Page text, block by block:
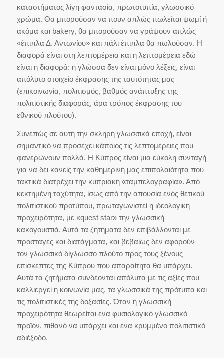
καταστήματος λίγη φαντασία, πρωτοτυπία, γλωσσικό
χρώμα. Θα μπορούσαν να πουν απλώς πωλείται ψωμί ή
ακόμα και bakery, θα μπορούσαν να γράψουν απλώς
«έπιπλα Δ. Αντωνίου» και πάλι έπιπλα θα πωλούσαν. Η
διαφορά είναι στη λεπτομέρεια και η λεπτομέρεια εδώ
είναι η διαφορά: η γλώσσα δεν είναι μόνο λέξεις, είναι
απόλυτο στοιχείο έκφρασης της ταυτότητας μας
(επικοινωνία, πολιτισμός, βαθμός ανάπτυξης της
πολιτιστικής διαφοράς, άρα τρόπος έκφρασης του
εθνικού πλούτου).
Συνεπώς σε αυτή την σκληρή γλωσσικά εποχή, είναι
σημαντικό να προσέχει κάποιος τις λεπτομέρειες που
φανερώνουν πολλά. Η Κύπρος είναι μια εύκολη συνταγή
για να δει κανείς την καθημερινή μας επιπολαιότητα που
τακτικά διατρέχει την κυπριακή «ταμπελογραφία». Από
κεκτημένη ταχύτητα, ίσως από την απουσία ενός θετικού
πολιτιστικού προτύπου, πρωταγωνιστεί η ιδεολογική
προχειρότητα, με «quest star» την γλωσσική
κακογουστιά. Αυτά τα ζητήματα δεν επιβάλλονται με
προσταγές και διατάγματα, και βεβαίως δεν αφορούν
τον γλωσσικό δίγλωσσο πλούτο προς τους ξένους
επισκέπτες της Κύπρου που απαραίτητα θα υπάρχει.
Αυτά τα ζητήματα συνδέονται απόλυτα με τις αξίες που
καλλιεργεί η κοινωνία μας, τα γλωσσικά της πρότυπα και
τις πολιτιστικές της δοξασίες. Όταν η γλωσσική
προχειρότητα θεωρείται ένα φυσιολογικό γλωσσικό
προϊόν, πιθανό να υπάρχει και ένα κρυμμένο πολιτιστικό
αδιέξοδο.